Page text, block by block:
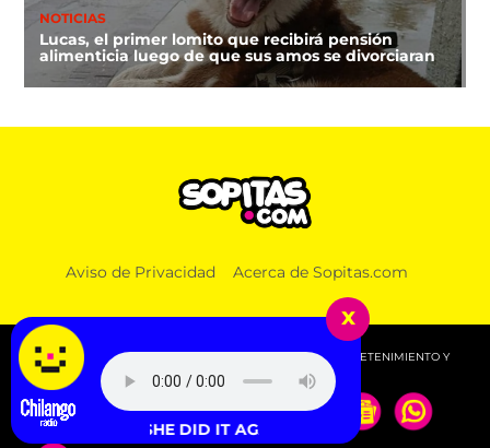
NOTICIAS
Lucas, el primer lomito que recibirá pensión
alimenticia luego de que sus amos se divorciaran
Aviso de Privacidad Acerca de Sopitas.com
© 2026 SOPITAS.COM - MÚSICA, NOTICIAS, DEPORTES, ENTRETENIMIENTO Y
MÁS!.
x
- SHE DID IT AGAIN